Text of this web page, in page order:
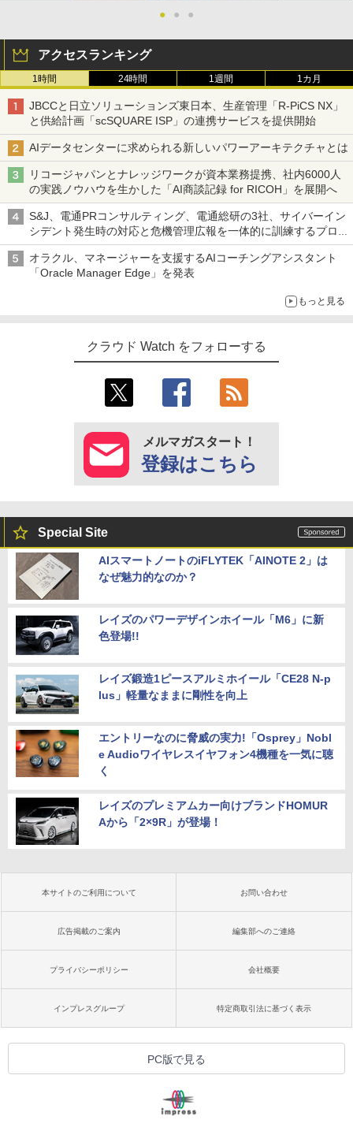
●
● ●
アクセスランキング
1時間 24時間 1週間 1カ月
JBCCと日立ソリューションズ東日本、生産管理「R-PiCS NX」
と供給計画「scSQUARE ISP」の連携サービスを提供開始
AIデータセンターに求められる新しいパワーアーキテクチャとは
リコージャパンとナレッジワークが資本業務提携、社内6000人
の実践ノウハウを生かした「AI商談記録 for RICOH」を展開へ
S&J、電通PRコンサルティング、電通総研の3社、サイバーイン
シデント発生時の対応と危機管理広報を一体的に訓練するプログ
ラムを提供
オラクル、マネージャーを支援するAIコーチングアシスタント
「Oracle Manager Edge」を発表
もっと見る
クラウド Watch をフォローする
メルマガスタート！
登録はこちら
Special Site
AIスマートノートのiFLYTEK「AINOTE 2」は
なぜ魅力的なのか？
レイズのパワーデザインホイール「M6」に新
色登場!!
レイズ鍛造1ピースアルミホイール「CE28 N-p
lus」軽量なままに剛性を向上
エントリーなのに脅威の実力!「Osprey」Nobl
e Audioワイヤレスイヤフォン4機種を一気に聴
く
レイズのプレミアムカー向けブランドHOMUR
Aから「2×9R」が登場！
本サイトのご利用について お問い合わせ
広告掲載のご案内 編集部へのご連絡
プライバシーポリシー 会社概要
インプレスグループ 特定商取引法に基づく表示
PC版で見る